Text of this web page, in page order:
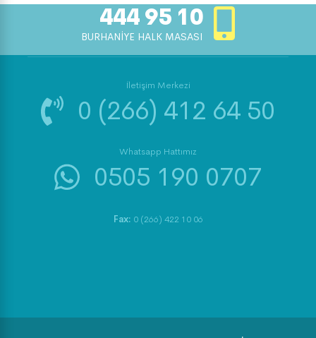
444 95 10
BURHANİYE HALK MASASI
İletişim Merkezi
0 (266) 412 64 50
Whatsapp Hattımız
0505 190 0707
Fax: 0 (266) 422 10 06